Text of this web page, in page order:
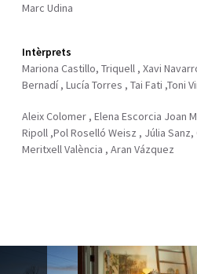
Marc Udina
Intèrprets
Mariona Castillo, Triquell , Xavi
Bernadí , Lucía Torres , Tai Fati ,Toni
Aleix Colomer , Elena Escorcia Joan
Ripoll ,Pol Roselló Weisz , Júlia
Meritxell València , Aran Vázquez